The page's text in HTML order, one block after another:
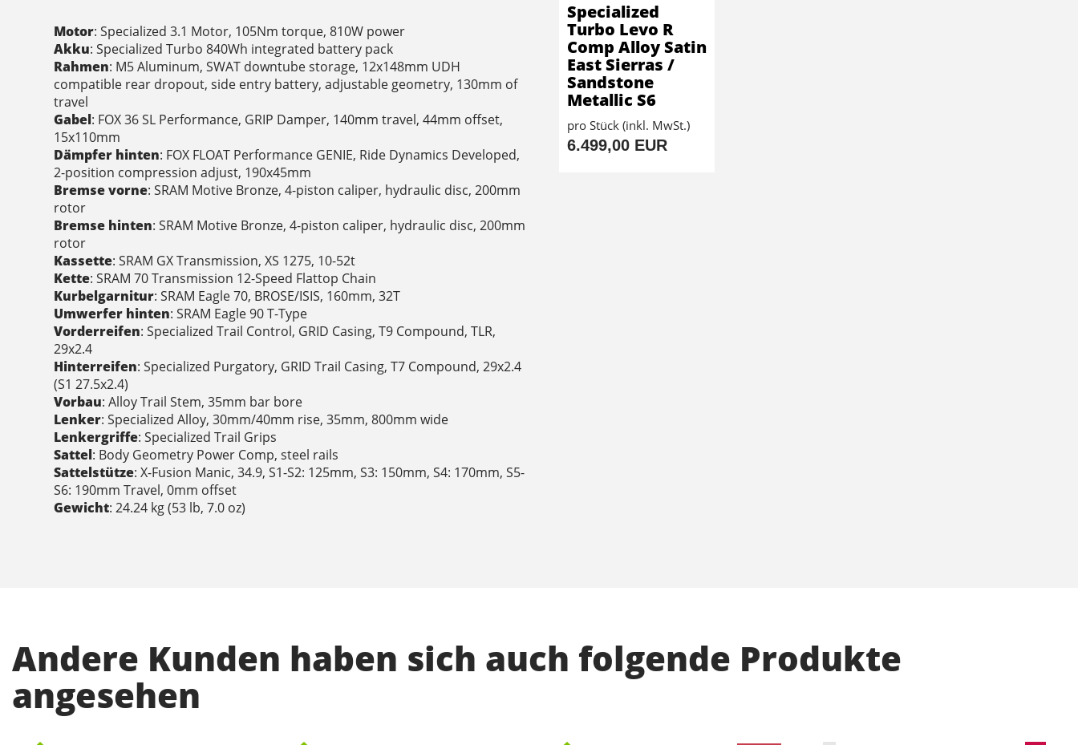
Motor: Specialized 3.1 Motor, 105Nm torque, 810W power
Akku: Specialized Turbo 840Wh integrated battery pack
Rahmen: M5 Aluminum, SWAT downtube storage, 12x148mm UDH
compatible rear dropout, side entry battery, adjustable geometry, 130mm of
travel
Gabel: FOX 36 SL Performance, GRIP Damper, 140mm travel, 44mm offset,
15x110mm
Dämpfer hinten: FOX FLOAT Performance GENIE, Ride Dynamics Developed,
2-position compression adjust, 190x45mm
Bremse vorne: SRAM Motive Bronze, 4-piston caliper, hydraulic disc, 200mm
rotor
Bremse hinten: SRAM Motive Bronze, 4-piston caliper, hydraulic disc, 200mm
rotor
Kassette: SRAM GX Transmission, XS 1275, 10-52t
Kette: SRAM 70 Transmission 12-Speed Flattop Chain
Kurbelgarnitur: SRAM Eagle 70, BROSE/ISIS, 160mm, 32T
Umwerfer hinten: SRAM Eagle 90 T-Type
Vorderreifen: Specialized Trail Control, GRID Casing, T9 Compound, TLR,
29x2.4
Hinterreifen: Specialized Purgatory, GRID Trail Casing, T7 Compound, 29x2.4
(S1 27.5x2.4)
Vorbau: Alloy Trail Stem, 35mm bar bore
Lenker: Specialized Alloy, 30mm/40mm rise, 35mm, 800mm wide
Lenkergriffe: Specialized Trail Grips
Sattel: Body Geometry Power Comp, steel rails
Sattelstütze: X-Fusion Manic, 34.9, S1-S2: 125mm, S3: 150mm, S4: 170mm, S5-
S6: 190mm Travel, 0mm offset
Gewicht: 24.24 kg (53 lb, 7.0 oz)
Specialized
Turbo Levo R
Comp Alloy Satin
East Sierras /
Sandstone
Metallic S6
pro Stück (inkl. MwSt.)
6.499,00 EUR
Andere Kunden haben sich auch folgende Produkte
angesehen